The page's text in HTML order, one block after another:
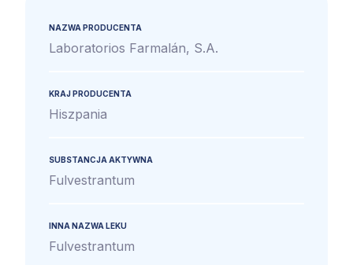
NAZWA PRODUCENTA
Laboratorios Farmalán, S.A.
KRAJ PRODUCENTA
Hiszpania
SUBSTANCJA AKTYWNA
Fulvestrantum
INNA NAZWA LEKU
Fulvestrantum